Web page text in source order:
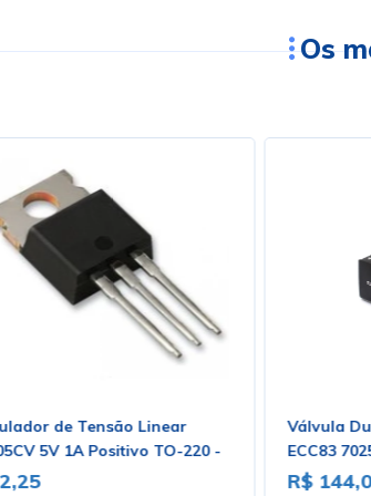
Os
de Tensão Linear
5V 1A Positivo TO-220 -
Loja 03
Válvula
ECC83
R$